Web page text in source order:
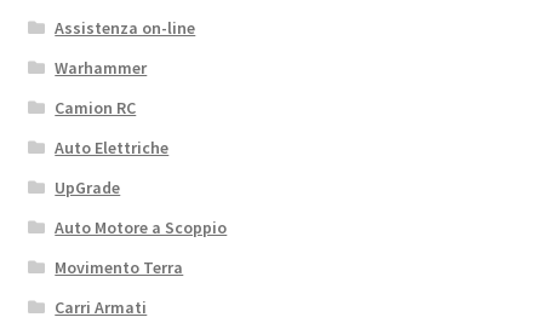
Assistenza on-line
Warhammer
Camion RC
Auto Elettriche
UpGrade
Auto Motore a Scoppio
Movimento Terra
Carri Armati